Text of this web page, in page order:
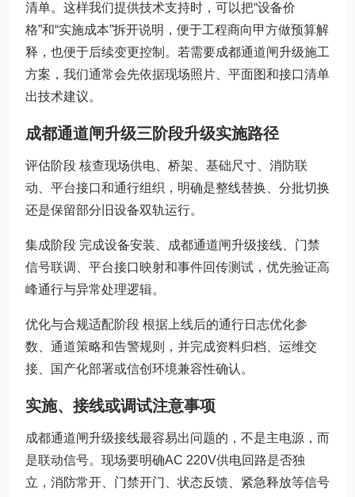
清单。这样我们提供技术支持时，可以把“设备价
格”和“实施成本”拆开说明，便于工程商向甲方做预算解
释，也便于后续变更控制。若需要成都通道闸升级施工
方案，我们通常会先依据现场照片、平面图和接口清单
出技术建议。
成都通道闸升级三阶段升级实施路径
评估阶段 核查现场供电、桥架、基础尺寸、消防联
动、平台接口和通行组织，明确是整线替换、分批切换
还是保留部分旧设备双轨运行。
集成阶段 完成设备安装、成都通道闸升级接线、门禁
信号联调、平台接口映射和事件回传测试，优先验证高
峰通行与异常处理逻辑。
优化与合规适配阶段 根据上线后的通行日志优化参
数、通道策略和告警规则，并完成资料归档、运维交
接、国产化部署或信创环境兼容性确认。
实施、接线或调试注意事项
成都通道闸升级接线最容易出问题的，不是主电源，而
是联动信号。现场要明确AC 220V供电回路是否独
立，消防常开、门禁开门、状态反馈、紧急释放等信号